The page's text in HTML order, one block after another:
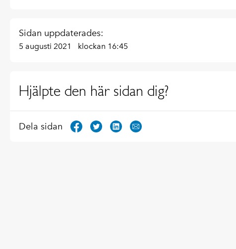
Sidan uppdaterades:
5 augusti 2021 klockan 16:45
Hjälpte den här sidan dig?
Dela sidan